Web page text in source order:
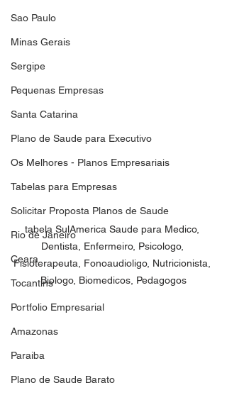
Sao Paulo
Minas Gerais
Sergipe
Pequenas Empresas
Santa Catarina
Plano de Saude para Executivo
Os Melhores - Planos Empresariais
Tabelas para Empresas
Solicitar Proposta Planos de Saude
Rio de Janeiro
Ceara
Tocantins
Portfolio Empresarial
Amazonas
Paraiba
Plano de Saude Barato
tabela SulAmerica Saude para Medico,
Dentista, Enfermeiro, Psicologo,
Fisioterapeuta, Fonoaudioligo, Nutricionista,
Biologo, Biomedicos, Pedagogos